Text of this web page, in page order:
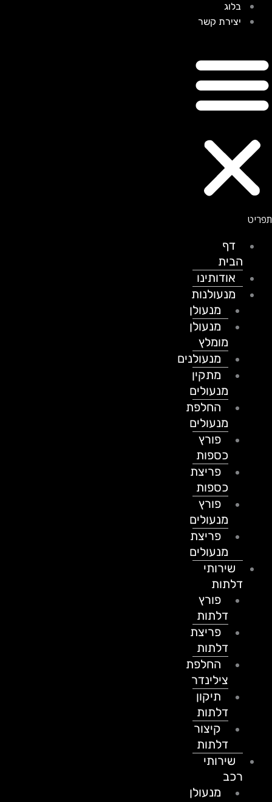
בלוג
יצירת קשר
דף
הבית
אודותינו
מנעולנות
מנעולן
מנעולן
מומלץ
מנעולנים
מתקין
מנעולים
החלפת
מנעולים
פורץ
כספות
פריצת
כספות
פורץ
מנעולים
פריצת
מנעולים
שירותי
דלתות
פורץ
דלתות
פריצת
דלתות
החלפת
צילינדר
תיקון
דלתות
קיצור
דלתות
שירותי
מנעולן